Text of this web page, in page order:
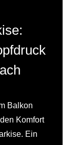
Balkon
Komfort
Ein